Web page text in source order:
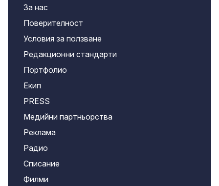
За нас
Поверителност
Условия за ползване
Редакционни стандарти
Портфолио
Екип
PRESS
Медийни партньорства
Реклама
Радио
Списание
Филми